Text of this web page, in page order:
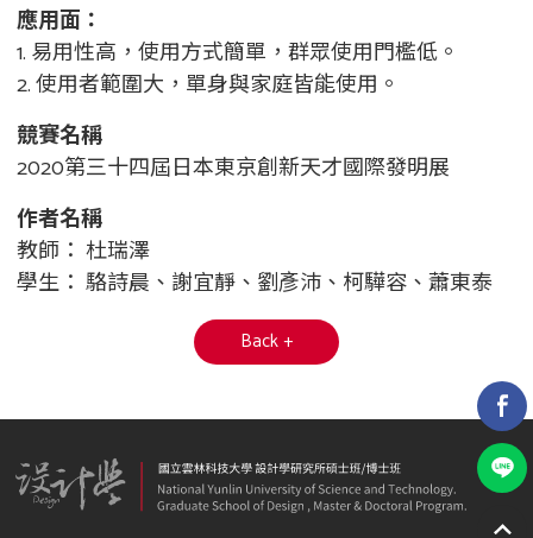
應用面：
1. 易用性高，使用方式簡單，群眾使用門檻低。
2. 使用者範圍大，單身與家庭皆能使用。
競賽名稱
2020第三十四屆日本東京創新天才國際發明展
作者名稱
教師： 杜瑞澤
學生： 駱詩晨、謝宜靜、劉彥沛、柯驊容、蕭東泰
Back +